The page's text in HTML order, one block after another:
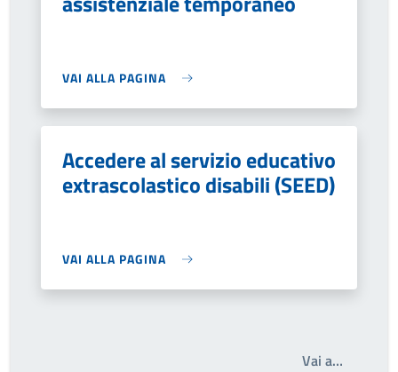
VAI ALLA PAGINA
Accedere al servizio educativo
extrascolastico disabili (SEED)
VAI ALLA PAGINA
Vai a…